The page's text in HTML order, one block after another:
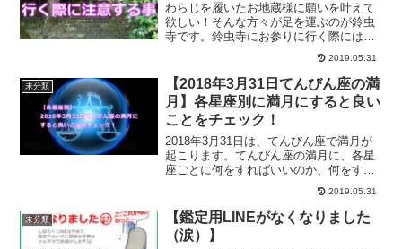
わらじを履いたお地蔵様に願いを叶えて
欲しい！そんな方々が足を運ぶのが鈴虫
寺です。鈴虫寺にお参りに行く際には、
一つ注意しなければならないことがあり
ます。とにかく人気のお寺なので、連休
中などは避けるべきだということについ
て解説します。
2019.05.31
未分類
【2018年3月31日てんびん座の満
月】各星座別に満月にすると良い
ことをチェック！
2018年3月31日は、てんびん座で満月が
起こります。てんびん座の満月に、各星
座ごとに何をすればいいのか、何をする
のがオススメの時なのかについてご紹介
していきます。あなたの星座では、てん
びん座の満月はどんな満月になるでしょ
うか？
2019.05.31
未分類
【鑑定用LINEがなくなりました
（涙）】